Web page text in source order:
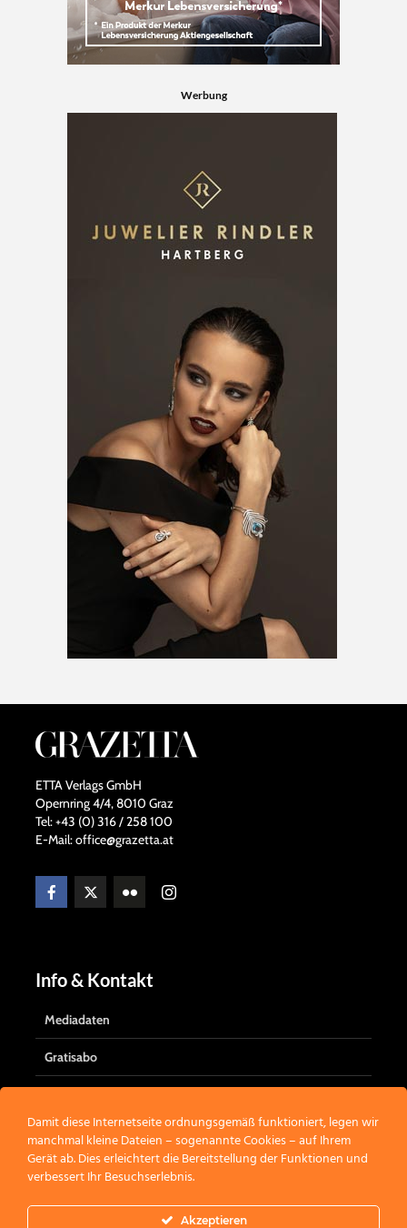
Werbung
ETTA Verlags GmbH
Opernring 4/4, 8010 Graz
Tel: +43 (0) 316 / 258 100
E-Mail: office@grazetta.at
Info & Kontakt
Mediadaten
Gratisabo
Kontakt
Werbung
Damit diese Internetseite ordnungsgemäß funktioniert, legen wir
manchmal kleine Dateien – sogenannte Cookies – auf Ihrem
Gerät ab. Dies erleichtert die Bereitstellung der Funktionen und
verbessert Ihr Besuchserlebnis.
Akzeptieren